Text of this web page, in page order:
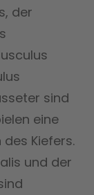
der
sind
eine
Kiefers.
und der